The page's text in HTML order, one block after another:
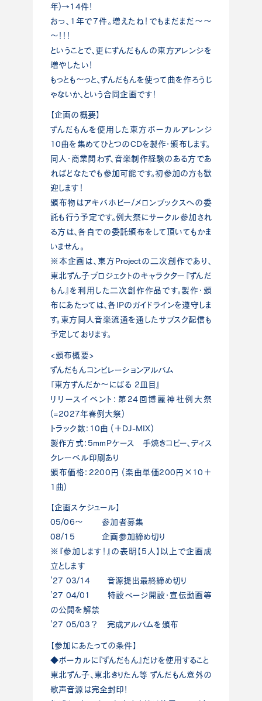
年)→14件！
おっ、1年で7件。増えたね！でもまだまだ～～
～！！！
ということで、更にずんだもんの東方アレンジを
増やしたい！
もっとも～っと、ずんだもんを使って曲を作ろうじ
ゃないか、という合同企画です！
【企画の概要】
ずんだもんを使用した東方ボーカルアレンジ
10曲を集めてひとつのCDを製作・頒布します。
同人・商業問わず、音楽制作経験のある方であ
ればどなたでも参加可能です。初参加の方も歓
迎します！
頒布物はアキバホビー/メロンブックスへの委
託も行う予定です。例大祭にサークル参加され
る方は、各自での委託頒布をして頂いてもかま
いません。
※本企画は、東方Projectの二次創作であり、
東北ずん子プロジェクトのキャラクター『ずんだ
もん』を利用した二次創作作品です。製作・頒
布にあたっては、各IPのガイドラインを遵守しま
す。東方同人音楽流通を通したサブスク配信も
予定しております。
<頒布概要>
ずんだもんコンピレーションアルバム
『東方ずんだか〜にばる 2皿目』
リリースイベント：第24回博麗神社例大祭
(=2027年春例大祭)
トラック数：10曲 (＋DJ-MIX)
製作方式：5mmPケース 手焼きコピー、ディス
クレーベル印刷あり
頒布価格：2200円 (楽曲単価200円×10＋
1曲)
【企画スケジュール】
05/06～ 参加者募集
08/15 企画参加締め切り
※『参加します！』の表明【5人】以上で企画成
立とします
’27 03/14 音源提出最終締め切り
’27 04/01 特設ページ開設・宣伝動画等
の公開を解禁
’27 05/03？ 完成アルバムを頒布
【参加にあたっての条件】
◆ボーカルに『ずんだもん』だけを使用すること
東北ずん子、東北きりたん等 ずんだもん意外の
歌声音源は完全封印！